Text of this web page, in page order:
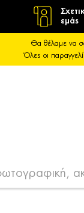
εμάς
Θα θέλαμε να
Όλες οι